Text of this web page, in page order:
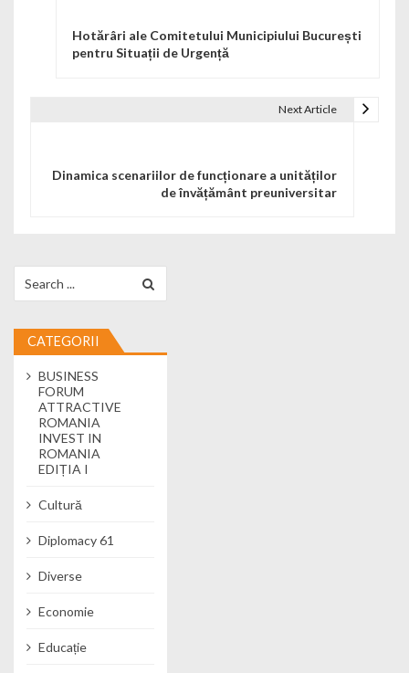
Hotărâri ale Comitetului Municipiului București
pentru Situații de Urgență
Next Article
Dinamica scenariilor de funcționare a unităților
de învățământ preuniversitar
CATEGORII
BUSINESS
FORUM
ATTRACTIVE
ROMANIA
INVEST IN
ROMANIA
EDIȚIA I
Cultură
Diplomacy 61
Diverse
Economie
Educație